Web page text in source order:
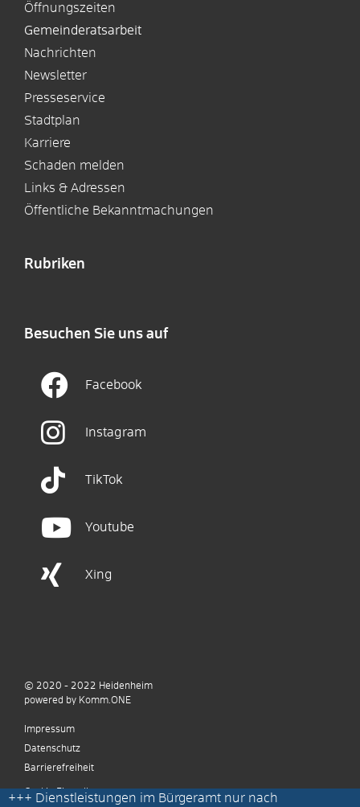
Öffnungszeiten
Gemeinderatsarbeit
Nachrichten
Newsletter
Presseservice
Stadtplan
Karriere
Schaden melden
Links & Adressen
Öffentliche Bekanntmachungen
Rubriken
Besuchen Sie uns auf
Facebook
Instagram
TikTok
Youtube
Xing
+++ Dienstleistungen im Bürgeramt nur nach
© 2020 - 2022 Heidenheim
powered by Komm.ONE
Impressum
Datenschutz
Barrierefreiheit
Cookie Einstellungen